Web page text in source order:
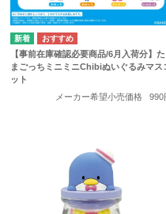
【事前在庫確認必要商品/6月入荷分】た
まごっちミニミニChibiぬいぐるみマス
ット
メーカー希望小売価格
990